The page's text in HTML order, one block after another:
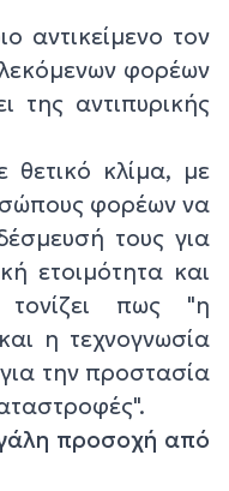
αντικείμενο τον
φορέων
της αντιπυρικής
θετικό κλίμα, με
φορέων να
τους για
ετοιμότητα και
πως "η
η τεχνογνωσία
την προστασία
προσοχή από